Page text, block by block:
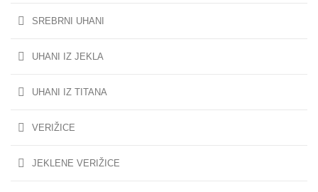
SREBRNI UHANI
UHANI IZ JEKLA
UHANI IZ TITANA
VERIŽICE
JEKLENE VERIŽICE